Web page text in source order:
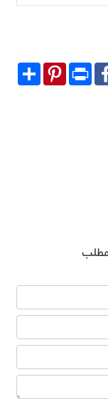
SharePinterest